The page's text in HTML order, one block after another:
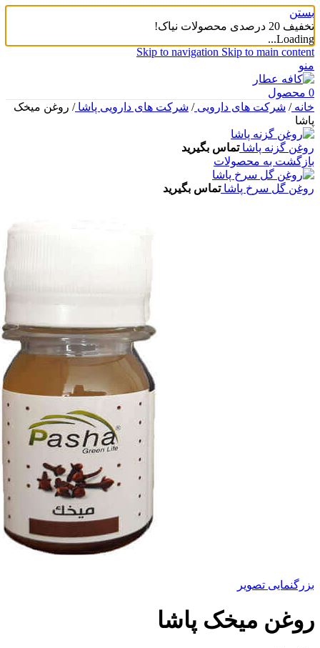
بستن
تخفیف 20 درصدی محصولات نیاک!
Loading...
Skip to navigation Skip to main content
منو
0 محصول
خانه/ شرکت های دارویی/ شرکت های دارویی پاشا/ روغن میخک
پاشا
روغن گزنه پاشاتماس بگیرید
بازگشت به محصولات
روغن گل سرخ پاشاتماس بگیرید
بزرگنمایی تصویر
روغن میخک پاشا